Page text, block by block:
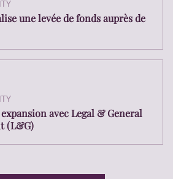
une levée de fonds auprès de
avec Legal & General
(L&G)